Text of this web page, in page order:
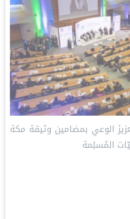
الوعي بمضامين وثيقة مكة
المُسلِمة